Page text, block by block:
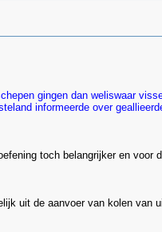
gingen dan weliswaar
informeerde over
toch belangrijker en voor
uit de aanvoer van kolen van